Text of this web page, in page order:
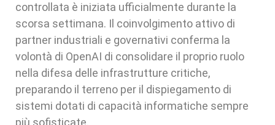
controllata è iniziata ufficialmente durante la
scorsa settimana. Il coinvolgimento attivo di
partner industriali e governativi conferma la
volontà di OpenAI di consolidare il proprio ruolo
nella difesa delle infrastrutture critiche,
preparando il terreno per il dispiegamento di
sistemi dotati di capacità informatiche sempre
più sofisticate.